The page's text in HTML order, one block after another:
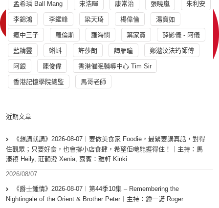
孟希璘 Ball Mang 宋浩暉 康常治 張曉嵐 朱利安
李錦鴻 李鑑峰 梁天琦 楊偉倫 湯寳如
瘋中三子 羅倫斯 羅海憫 葉家寶 薛影儀 - 阿儀
藍精靈 蝌蚪 許莎朗 譚雁瞳 鄭遨汶法筠師傅
阿銀 陳俊偉 香港催眠輔導中心 Tim Sir
香港記憶學院總監 馬哥老師
近期文章
《想講就講》2026-08-07｜要做美食家 Foodie，最緊要講真話，對得
住觀眾；只要好食，也會撐小店食肆，希望佢哋能捱得住！｜主持：馬
溱禧 Heily, 莊韻澄 Xenia, 嘉賓：雅軒 Kinki
2026/08/07
《爵士鍾情》2026-08-07︱第44季10集 – Remembering the
Nightingale of the Orient & Brother Peter︱主持：鍾一諾 Roger